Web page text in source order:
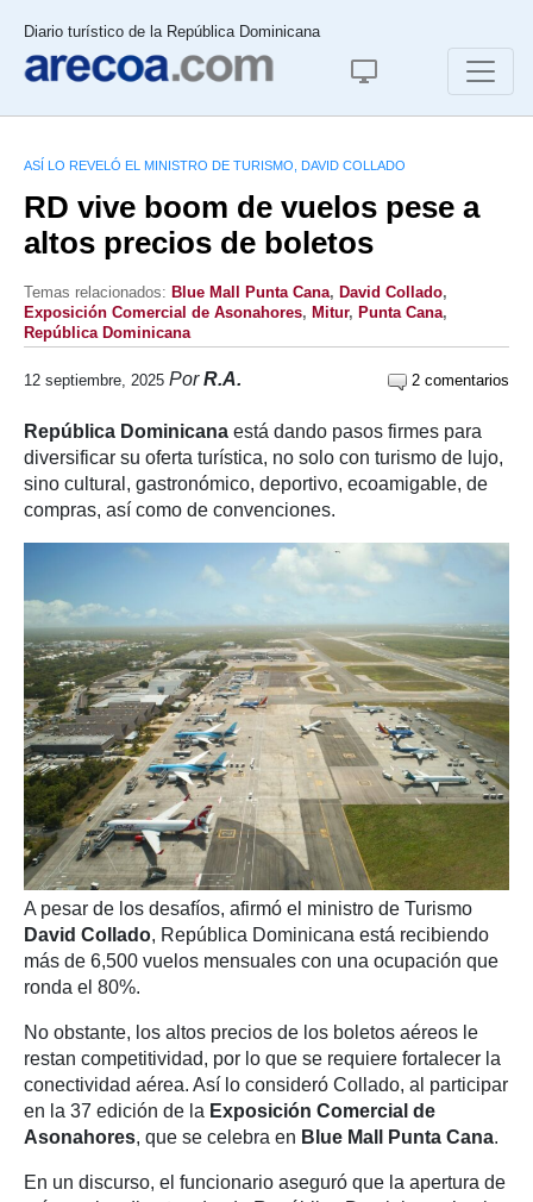
Diario turístico de la República Dominicana
ASÍ LO REVELÓ EL MINISTRO DE TURISMO, DAVID COLLADO
RD vive boom de vuelos pese a
altos precios de boletos
Temas relacionados: Blue Mall Punta Cana, David Collado,
Exposición Comercial de Asonahores, Mitur, Punta Cana,
República Dominicana
12 septiembre, 2025 PorR.A. 2 comentarios
República Dominicana está dando pasos firmes para
diversificar su oferta turística, no solo con turismo de lujo,
sino cultural, gastronómico, deportivo, ecoamigable, de
compras, así como de convenciones.
A pesar de los desafíos, afirmó el ministro de Turismo
David Collado, República Dominicana está recibiendo
más de 6,500 vuelos mensuales con una ocupación que
ronda el 80%.
No obstante, los altos precios de los boletos aéreos le
restan competitividad, por lo que se requiere fortalecer la
conectividad aérea. Así lo consideró Collado, al participar
en la 37 edición de la Exposición Comercial de
Asonahores, que se celebra en Blue Mall Punta Cana.
En un discurso, el funcionario aseguró que la apertura de